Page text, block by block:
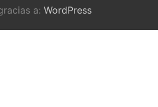
a: WordPress